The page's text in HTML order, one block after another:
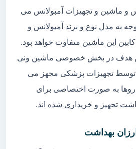
و ماشین و تجهیزات آمبولانس می
به مدل نوع و برند آمبولانس و
این ماشین متفاوت خواهد بود.
این هدف در بخش خصوصی ماشین ونی
تجهیزات پزشکی مجهز می
به صورت اختصاصی برای
تجهیز و خریداری شده اند.
بهداشت